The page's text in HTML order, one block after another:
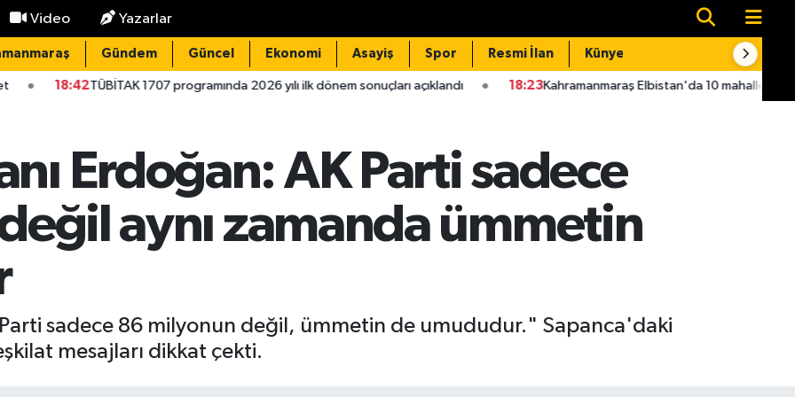
Video Yazarlar
Gündem Güncel Ekonomi Asayiş Spor Resmi İlan Künye
1707 programında 2026 yılı ilk dönem sonuçları açıklandı 18:23Kahramanmaraş Elbistan'da 10 mahallenin kullandığı grup
Erdoğan: AK Parti sadece
aynı zamanda ümmetin
sadece 86 milyonun değil, ümmetin de umududur." Sapanca'daki
mesajları dikkat çekti.